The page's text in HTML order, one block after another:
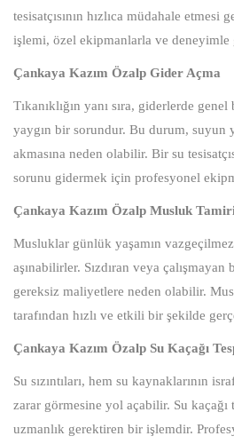
tesisatçısının hızlıca müdahale etmesi
işlemi, özel ekipmanlarla ve deneyimle
Çankaya Kazım Özalp Gider Açma
Tıkanıklığın yanı sıra, giderlerde
yaygın bir sorundur. Bu durum, suyun
akmasına neden olabilir. Bir su
sorunu gidermek için profesyonel
Çankaya Kazım Özalp Musluk
Musluklar günlük yaşamın
aşınabilirler. Sızdıran veya
gereksiz maliyetlere neden olabilir.
tarafından hızlı ve etkili bir şekilde
Çankaya Kazım Özalp Su Kaçağı
Su sızıntıları, hem su kaynaklarının
zarar görmesine yol açabilir. Su
uzmanlık gerektiren bir işlemdir.